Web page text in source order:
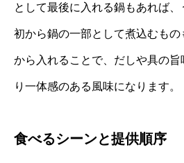
として最後に入れる鍋もあれば
初から鍋の一部として煮込むも
から入れることで、だしや具の旨
り一体感のある風味になります。
食べるシーンと提供順序